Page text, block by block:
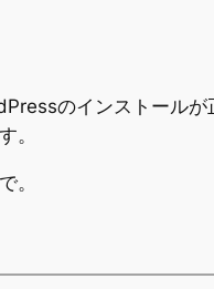
のインストールが
。
。